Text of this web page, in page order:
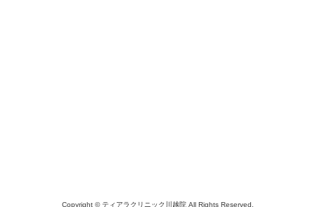
Copyright © ティアラクリニック川越院 All Rights Reserved.